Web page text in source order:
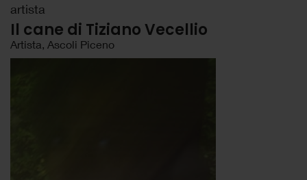
artista
Il cane di Tiziano Vecellio
Artista, Ascoli Piceno